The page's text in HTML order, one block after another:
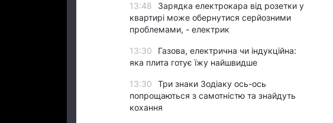
13:48
Зарядка електрокара від розетки у
квартирі може обернутися серйозними
проблемами, - електрик
13:30
Газова, електрична чи індукційна:
яка плита готує їжу найшвидше
13:30
Три знаки Зодіаку ось-ось
попрощаються з самотністю та знайдуть
кохання